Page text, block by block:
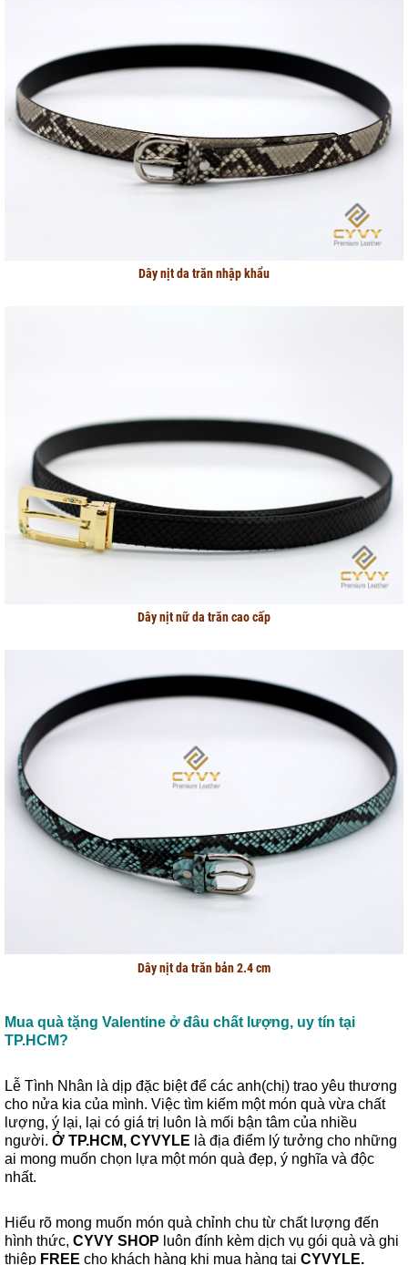
Dây nịt da trăn nhập khẩu
Dây nịt nữ da trăn cao cấp
Dây nịt da trăn bản 2.4 cm
Mua quà tặng Valentine ở đâu chất lượng, uy tín tại
TP.HCM?
Lễ Tình Nhân là dịp đặc biệt để các anh(chị) trao yêu thương
cho nửa kia của mình. Việc tìm kiếm một món quà vừa chất
lượng, ý lại, lại có giá trị luôn là mối bận tâm của nhiều
người. Ở TP.HCM, CYVYLE là địa điểm lý tưởng cho những
ai mong muốn chọn lựa một món quà đẹp, ý nghĩa và độc
nhất.
Hiểu rõ mong muốn món quà chỉnh chu từ chất lượng đến
hình thức, CYVY SHOP luôn đính kèm dịch vụ gói quà và ghi
thiệp FREE cho khách hàng khi mua hàng tại CYVYLE.